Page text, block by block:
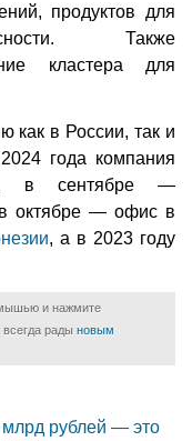
продуктов для
Также
кластера для
как в России, так и
года компания
в сентябре —
октябре — офис в
, а в 2023 году
и нажмите
рады новым
рублей — это